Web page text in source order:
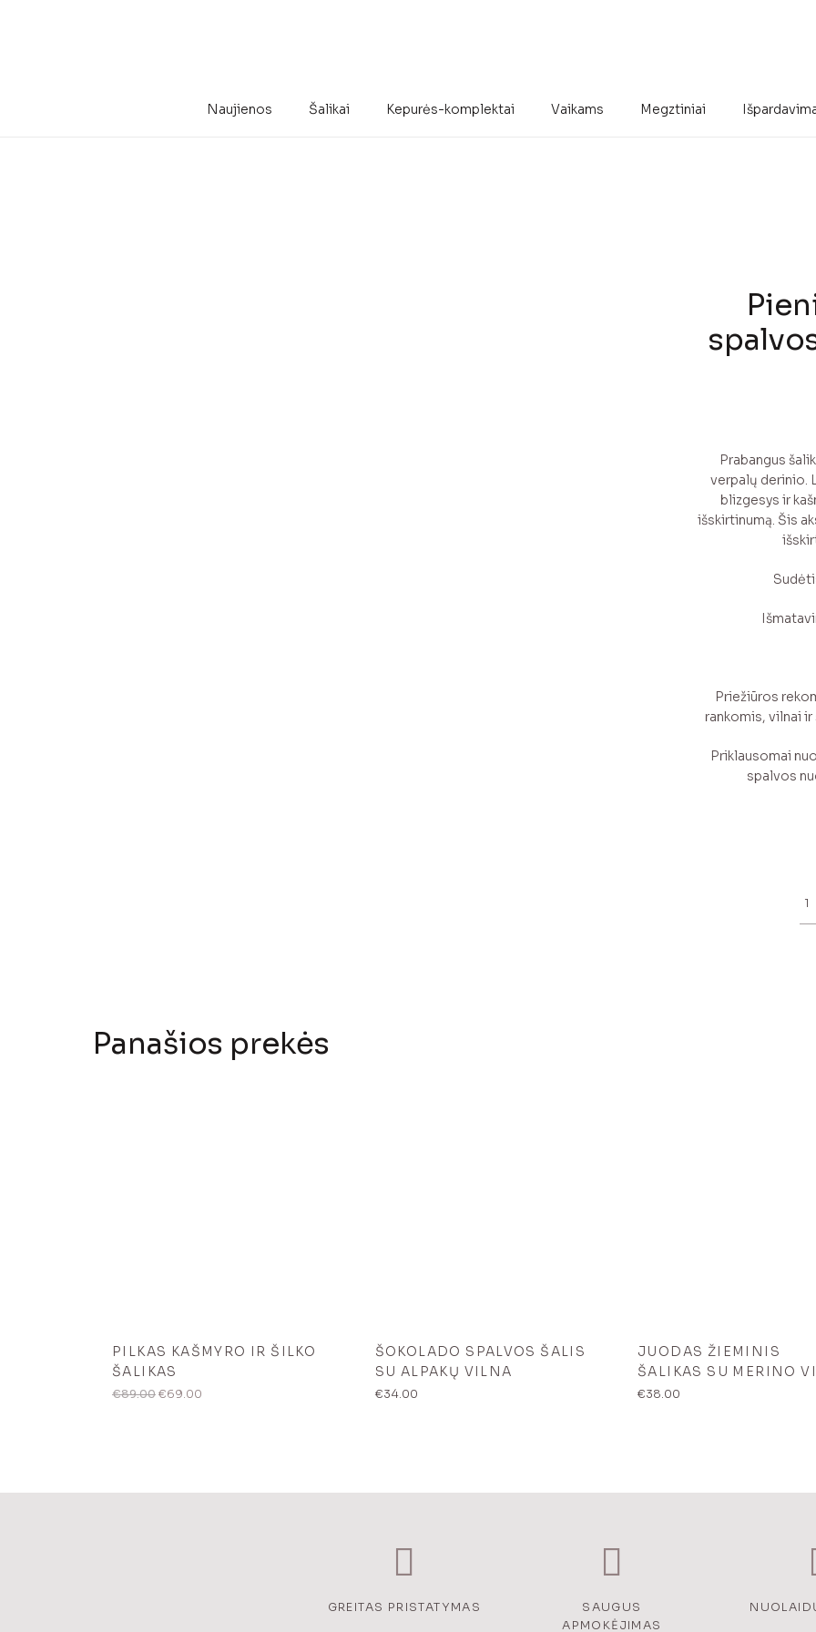
Naujienos Šalikai Kepurės-komplektai Vaikams Megztiniai
Prabangus
verpalų derinio.
blizgesys ir
išskirtinumą. Šis
Priežiūros
rankomis, vilnai
Priklausomai
spalvos
Panašios prekės
PILKAS KAŠMYRO IR ŠILKO
ŠALIKAS
€89.00Original
€69.00
ŠOKOLADO SPALVOS ŠALIS
SU ALPAKŲ VILNA
€34.00
JUODAS ŽIEMINIS
ŠALIKAS SU MERINO
€38.00
GREITAS PRISTATYMAS
SAUGUS
APMOKĖJIMAS